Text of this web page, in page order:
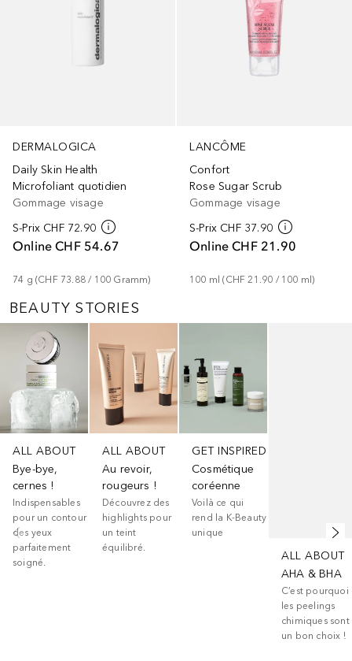
DERMALOGICA
Daily Skin Health
Microfoliant quotidien
Gommage visage
S-Prix CHF 72.90
Online CHF 54.67
74 g (CHF 73.88 / 100 Gramm)
LANCÔME
Confort
Rose Sugar Scrub
Gommage visage
S-Prix CHF 37.90
Online CHF 21.90
100 ml (CHF 21.90 / 100 ml)
BEAUTY STORIES
Ignorer
ALL ABOUT
Bye-bye,
cernes !
Indispensables
pour un contour
des yeux
parfaitement
soigné.
ALL ABOUT
Au revoir,
rougeurs !
Découvrez des
highlights pour
un teint
équilibré.
GET INSPIRED
Cosmétique
coréenne
Voilà ce qui
rend la K-Beauty
unique
ALL ABOUT
AHA & BHA
C’est pourquoi
les peelings
chimiques sont
un bon choix !